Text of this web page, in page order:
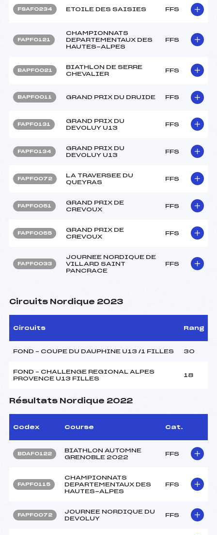
FSAF0234 ETOILE DES SAISIES FFS
FAPF0121
CHAMPIONNATS
DEPARTEMENTAUX DES
HAUTES-ALPES
FFS
BAPF0021
BIATHLON DE SERRE
CHEVALIER
FFS
BAPF0011 GRAND PRIX DU DRUIDE FFS
FAPF0131
GRAND PRIX DU
DEVOLUY U13
FFS
FAPF0134
GRAND PRIX DU
DEVOLUY U13
FFS
FAPF0072
LA TRAVERSEE DU
QUEYRAS
FFS
FAPF0051
GRAND PRIX DE
CREVOUX
FFS
FAPF0055
GRAND PRIX DE
CREVOUX
FFS
FAPF0033
JOURNEE NORDIQUE DE
VILLARD SAINT
PANCRACE
FFS
Circuits Nordique 2023
Circuits Rang
FOND – COUPE DU DAUPHINE U13 /1 FILLES 30
FOND – CHALLENGE REGIONAL ALPES
PROVENCE U13 FILLES
18
Résultats Nordique 2022
Codex Course Cat.
BDAF0122
BIATHLON AUTOMNE
GRENOBLE 2022
FFS
FAPF0115
CHAMPIONNATS
DEPARTEMENTAUX DES
HAUTES-ALPES
FFS
FAPF0072
JOURNEE NORDIQUE DU
DEVOLUY
FFS